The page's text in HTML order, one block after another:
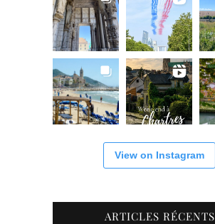
View on Instagram
ARTICLES RÉCENTS